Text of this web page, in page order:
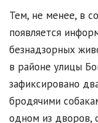
Тем, не менее, в
появляется
безнадзорных
в районе улицы
зафиксировано
бродячими
одном из дворов,